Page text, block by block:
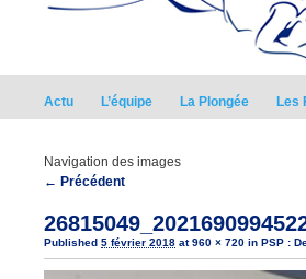
Actu L’équipe La Plongée Les
Navigation des images
← Précédent
Published 5 février 2018 at960 × 720 in PSP :